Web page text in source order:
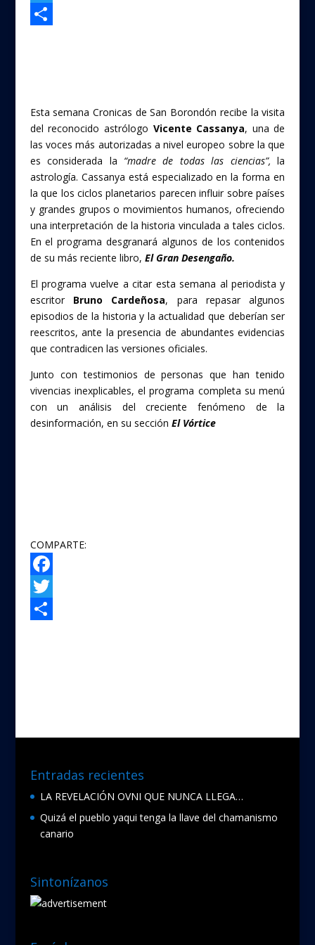
a
o
k
T
e
r
Esta semana Cronicas de San Borondón recibe la visita
del reconocido astrólogo Vicente Cassanya, una de
las voces más autorizadas a nivel europeo sobre la que
es considerada la “madre de todas las ciencias”, la
astrología. Cassanya está especializado en la forma en
la que los ciclos planetarios parecen influir sobre países
y grandes grupos o movimientos humanos, ofreciendo
una interpretación de la historia vinculada a tales ciclos.
En el programa desgranará algunos de los contenidos
de su más reciente libro, El Gran Desengaño.
El programa vuelve a citar esta semana al periodista y
escritor Bruno Cardeñosa, para repasar algunos
episodios de la historia y la actualidad que deberían ser
reescritos, ante la presencia de abundantes evidencias
que contradicen las versiones oficiales.
Junto con testimonios de personas que han tenido
vivencias inexplicables, el programa completa su menú
con un análisis del creciente fenómeno de la
desinformación, en su sección El Vórtice
COMPARTE:
F
aT
Entradas recientes
LA REVELACIÓN OVNI QUE NUNCA LLEGA…
Quizá el pueblo yaqui tenga la llave del chamanismo
canario
Sintonízanos